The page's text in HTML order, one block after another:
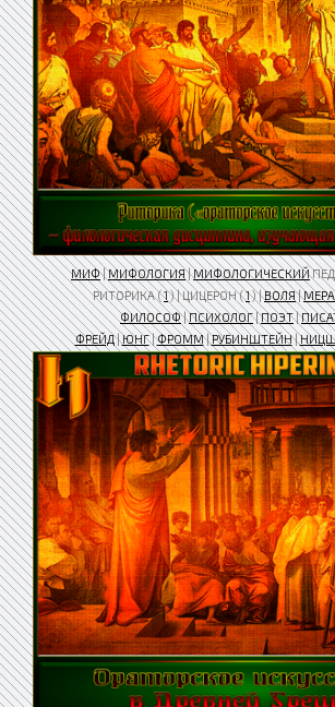
МИФ|МИФОЛОГИЯ|МИФОЛОГИЧЕСКИЙ
РИТОРИКА (1) | ЦИЦЕРОН (1) |ВОЛЯ|МЕРА
ФИЛОСОФ|ПСИХОЛОГ|ПОЭТ|
ФРЕЙД|ЮНГ|ФРОММ|РУБИНШТЕЙН|